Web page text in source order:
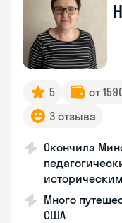
5 от
3 отзыва
Окончила
Много
США